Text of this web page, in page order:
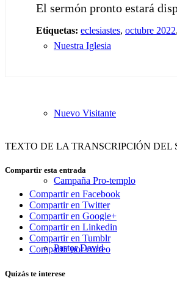
Nuestra Iglesia
Nuevo Visitante
Campaña Pro-templo
Pastor David
El sermón pronto estará
Etiquetas: eclesiastes, octubre 2022,
TEXTO DE LA TRANSCRIPCIÓN DEL
Compartir esta entrada
Compartir en Facebook
Compartir en Twitter
Compartir en Google+
Compartir en Linkedin
Compartir en Tumblr
Compartir por correo
Quizás te interese